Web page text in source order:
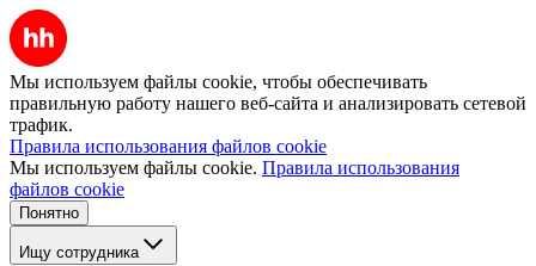
Мы используем файлы cookie, чтобы обеспечивать
правильную работу нашего веб-сайта и анализировать сетевой
трафик.
Правила использования файлов cookie
Мы используем файлы cookie. Правила использования
файлов cookie
Понятно
Ищу сотрудника